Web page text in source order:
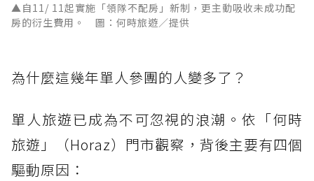
▲自11/ 11起實施「領隊不配房」新制，更主動吸收未成功配
房的衍生費用。 圖：何時旅遊／提供
為什麼這幾年單人參團的人變多了？
單人旅遊已成為不可忽視的浪潮。依「何時
旅遊」（Horaz）門市觀察，背後主要有四個
驅動原因：